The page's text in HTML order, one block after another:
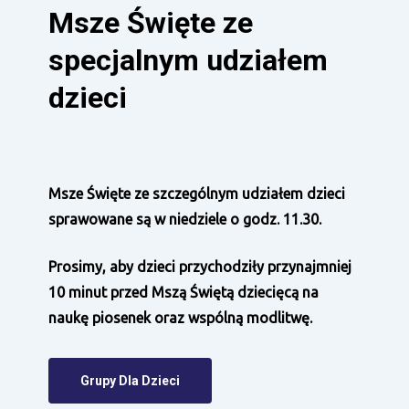
Msze Święte ze
specjalnym udziałem
dzieci
Msze Święte ze szczególnym udziałem dzieci
sprawowane są w niedziele o godz. 11.30.
Prosimy, aby dzieci przychodziły przynajmniej
10 minut przed Mszą Świętą dziecięcą na
naukę piosenek oraz wspólną modlitwę.
Grupy Dla Dzieci